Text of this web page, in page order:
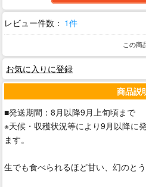
レビュー件数： 1件
この商
お気に入りに登録
商品説
■発送期間：8月以降9月上旬頃まで
※天候・収穫状況等により9月以降に
ます。
生でも食べられるほど甘い、幻のとう